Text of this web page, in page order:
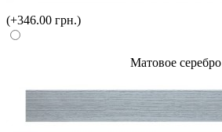
(+346.00 грн.)
Матовое серебро